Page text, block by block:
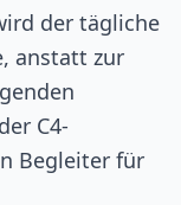
der tägliche
anstatt zur
C4-
Begleiter für